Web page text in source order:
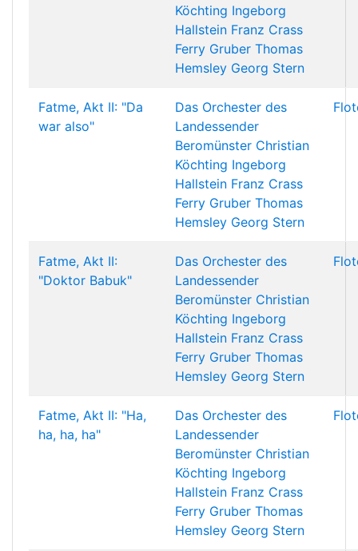
Köchting Ingeborg
Hallstein Franz Crass
Ferry Gruber Thomas
Hemsley Georg Stern
Fatme, Akt II: "Da
war also"
Das Orchester des
Landessender
Beromünster Christian
Köchting Ingeborg
Hallstein Franz Crass
Ferry Gruber Thomas
Hemsley Georg Stern
Fatme, Akt II:
"Doktor Babuk"
Das Orchester des
Landessender
Beromünster Christian
Köchting Ingeborg
Hallstein Franz Crass
Ferry Gruber Thomas
Hemsley Georg Stern
Fatme, Akt II: "Ha,
ha, ha, ha"
Das Orchester des
Landessender
Beromünster Christian
Köchting Ingeborg
Hallstein Franz Crass
Ferry Gruber Thomas
Hemsley Georg Stern